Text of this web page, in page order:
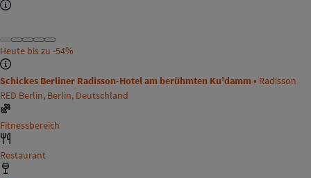
Heute bis zu -54%
Schickes Berliner Radisson-Hotel am berühmten Ku'damm • Radisson
RED Berlin, Berlin, Deutschland
Fitnessbereich
Restaurant